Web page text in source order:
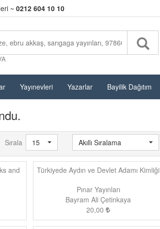
~ 0212 604 10 10
Yayınevleri Yazarlar Bayilik Dağıtım
Sırala 15 Akıllı Sıralama
and
Türkiyede Aydın ve Devlet Adamı Kimliği
Pınar Yayınları
Bayram Ali Çetinkaya
20,00